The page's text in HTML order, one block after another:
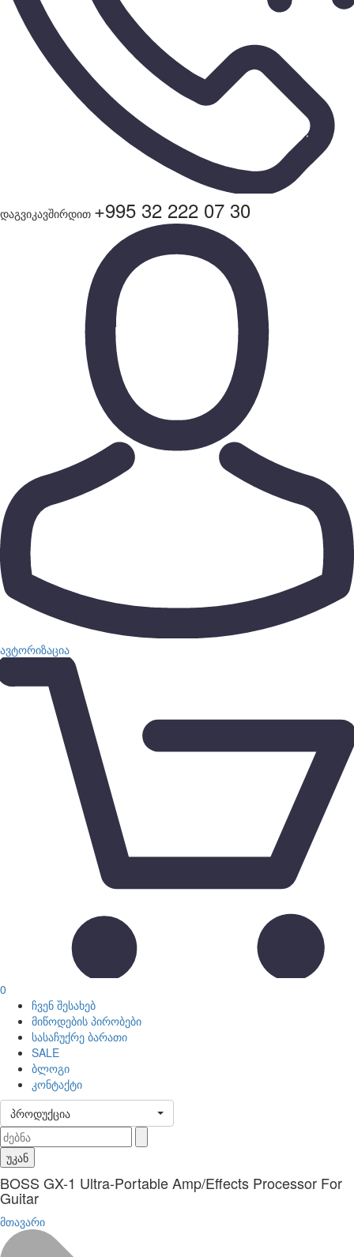
დაგვიკავშირდით +995 32 222 07 30
ავტორიზაცია
0
ჩვენ შესახებ
მიწოდების პირობები
სასაჩუქრე ბარათი
SALE
ბლოგი
კონტაქტი
პროდუქცია
უკან
BOSS GX-1 Ultra-Portable Amp/Effects Processor For
Guitar
მთავარი